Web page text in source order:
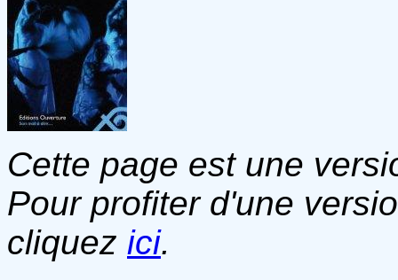
Cette page est une
Pour profiter d'une
cliquez ici.